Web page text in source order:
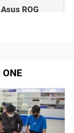
ROG
Asus ROG
Asus
Hành One
chữa bàn